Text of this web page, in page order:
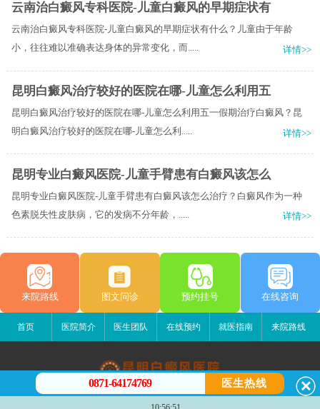
云南治白癜风专科医院-儿童白癜风的早期症状有
云南治白癜风专科医院-儿童白癜风的早期症状有什么？儿童由于年龄
小，往往难以准确表达身体的异常变化，而.....
详情>>
昆明白癜风治疗较好的医院在哪-儿童怎么利用五
昆明白癜风治疗较好的医院在哪-儿童怎么利用五一假期治疗白癜风？昆
明白癜风治疗较好的医院在哪-儿童怎么利.....
详情>>
昆明专业白癜风医院-儿童手臂患有白癜风该怎么
昆明专业白癜风医院-儿童手臂患有白癜风该怎么治疗？白癜风作为一种
色素脱失性皮肤病，它的发病不分年龄，.....
详情>>
来院路线 图文问诊 预约挂号 在线咨询
首页 医院简介 医生团队 在线预约 就医指南 来院路线
昆明白癜风医院
0871-64174769 医生热线